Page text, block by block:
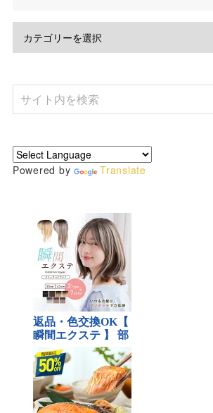
Powered by Translate